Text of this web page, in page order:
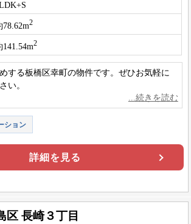
78.62m2
141.54m2
する板橋区幸町の物件です。ぜひお気軽に
い。
ション
詳細を見る
区 長崎３丁目